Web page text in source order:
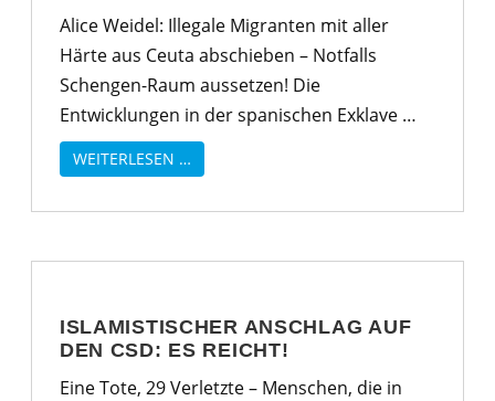
Alice Weidel: Illegale Migranten mit aller
Härte aus Ceuta abschieben – Notfalls
Schengen-Raum aussetzen! Die
Entwicklungen in der spanischen Exklave …
WEITERLESEN …
ISLAMISTISCHER ANSCHLAG AUF
DEN CSD: ES REICHT!
Eine Tote, 29 Verletzte – Menschen, die in